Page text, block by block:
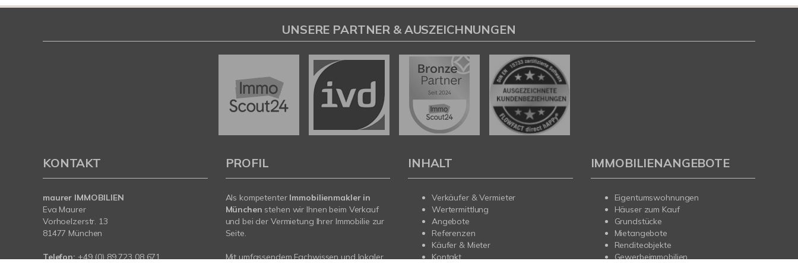
UNSERE PARTNER & AUSZEICHNUNGEN
KONTAKT
maurer IMMOBILIEN
Eva Maurer
Vorhoelzerstr. 13
81477 München
Telefon:+49 (0) 89 723 08 671
PROFIL
Als kompetenter Immobilienmakler in
München stehen wir Ihnen beim Verkauf
und bei der Vermietung Ihrer Immobilie zur
Seite.
Mit umfassendem Fachwissen und lokaler
INHALT
Verkäufer & Vermieter
Wertermittlung
Angebote
Referenzen
Käufer & Mieter
Kontakt
IMMOBILIENANGEBOTE
Eigentumswohnungen
Häuser zum Kauf
Grundstücke
Mietangebote
Renditeobjekte
Gewerbeimmobilien